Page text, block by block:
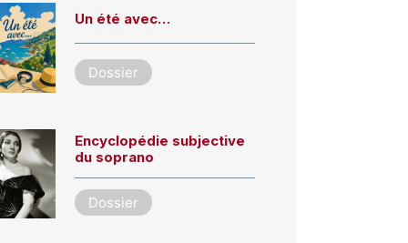
Un été avec…
Dossier
Encyclopédie subjective
du soprano
Dossier